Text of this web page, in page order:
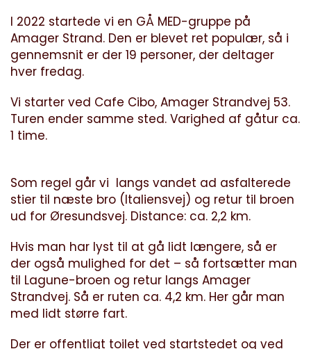
I 2022 startede vi en GÅ MED-gruppe på
Amager Strand. Den er blevet ret populær, så i
gennemsnit er der 19 personer, der deltager
hver fredag.
Vi starter ved Cafe Cibo, Amager Strandvej 53.
Turen ender samme sted. Varighed af gåtur ca.
1 time.
Som regel går vi langs vandet ad asfalterede
stier til næste bro (Italiensvej) og retur til broen
ud for Øresundsvej. Distance: ca. 2,2 km.
Hvis man har lyst til at gå lidt længere, så er
der også mulighed for det – så fortsætter man
til Lagune-broen og retur langs Amager
Strandvej. Så er ruten ca. 4,2 km. Her går man
med lidt større fart.
Der er offentligt toilet ved startstedet og ved